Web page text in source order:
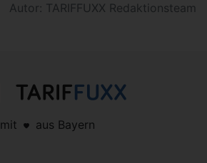
Autor: TARIFFUXX Redaktionsteam
mit aus Bayern